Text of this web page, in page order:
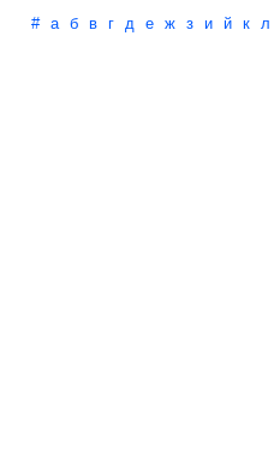
# а б в г д е ж з и й к л